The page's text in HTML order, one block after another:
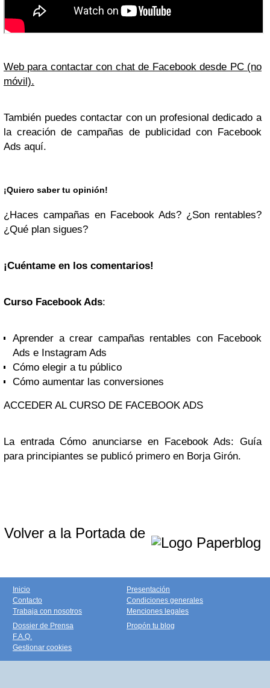
Web para contactar con chat de Facebook desde PC (no
móvil).
También puedes contactar con un profesional dedicado a
la creación de campañas de publicidad con Facebook
Ads aquí.
¡Quiero saber tu opinión!
¿Haces campañas en Facebook Ads? ¿Son rentables?
¿Qué plan sigues?
¡Cuéntame en los comentarios!
Curso Facebook Ads:
Aprender a crear campañas rentables con Facebook
Ads e Instagram Ads
Cómo elegir a tu público
Cómo aumentar las conversiones
ACCEDER AL CURSO DE FACEBOOK ADS
La entrada Cómo anunciarse en Facebook Ads: Guía
para principiantes se publicó primero en Borja Girón.
Volver a la Portada de
Inicio
Contacto
Trabaja con nosotros
Presentación
Condiciones generales
Menciones legales
Dossier de Prensa
F.A.Q.
Gestionar cookies
Propón tu blog